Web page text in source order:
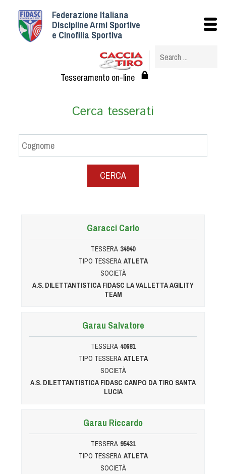
Federazione Italiana
Discipline Armi Sportive
e Cinofilia Sportiva
Tesseramento on-line
Cerca tesserati
CERCA
Garacci Carlo
TESSERA 34940
TIPO TESSERA ATLETA
SOCIETÀ
A.S. DILETTANTISTICA FIDASC LA VALLETTA AGILITY
TEAM
Garau Salvatore
TESSERA 40681
TIPO TESSERA ATLETA
SOCIETÀ
A.S. DILETTANTISTICA FIDASC CAMPO DA TIRO SANTA
LUCIA
Garau Riccardo
TESSERA 95431
TIPO TESSERA ATLETA
SOCIETÀ
Istituzionale
Struttura
Albo Veterinari federali
Tesseramento e Affiliazioni
Circolari
Assicurazione
Convenzioni
Albo Fornitori
Referenti e gruppi di lavoro regionali
Scuole Federali
Tecnici
Direttori di Gara
Modelli e moduli
Albo Atleti Cinofili
Guida Locandine Ufficiali
English e Training Sporting
Tiro a Palla